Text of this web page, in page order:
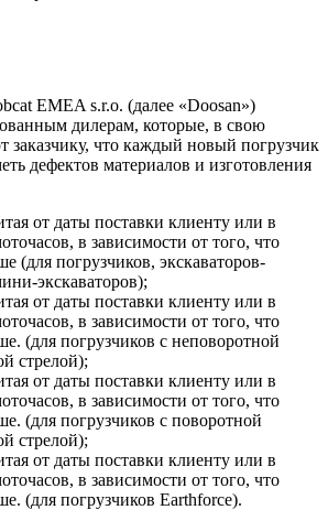
EMEA s.r.o. (далее «Doosan»)
дилерам, которые, в свою
заказчику, что каждый новый погрузчик
дефектов материалов и изготовления
от даты поставки клиенту или в
в зависимости от того, что
(для погрузчиков, экскаваторов-
экскаваторов);
от даты поставки клиенту или в
в зависимости от того, что
(для погрузчиков с неповоротной
стрелой);
от даты поставки клиенту или в
в зависимости от того, что
(для погрузчиков с поворотной
стрелой);
от даты поставки клиенту или в
в зависимости от того, что
(для погрузчиков Earthforce).